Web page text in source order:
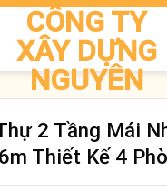
CÔNG TY
XÂY DỰNG
NGUYÊN
2 Tầng Mái
Thiết Kế 4